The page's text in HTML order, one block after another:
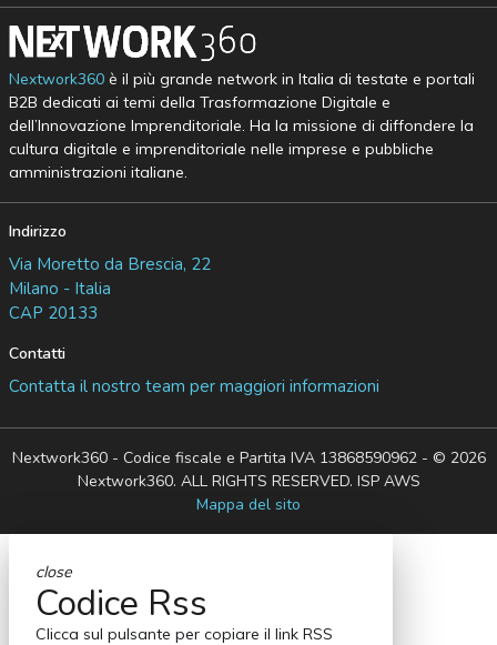
Nextwork360è il più grande network in Italia di testate e portali
B2B dedicati ai temi della Trasformazione Digitale e
dell’Innovazione Imprenditoriale. Ha la missione di diffondere la
cultura digitale e imprenditoriale nelle imprese e pubbliche
amministrazioni italiane.
Indirizzo
Via Moretto da Brescia, 22
Milano - Italia
CAP 20133
Contatti
Contatta il nostro team per maggiori informazioni
Nextwork360 - Codice fiscale e Partita IVA 13868590962 - © 2026
Nextwork360. ALL RIGHTS RESERVED. ISP AWS
Mappa del sito
close
Codice Rss
Clicca sul pulsante per copiare il link RSS